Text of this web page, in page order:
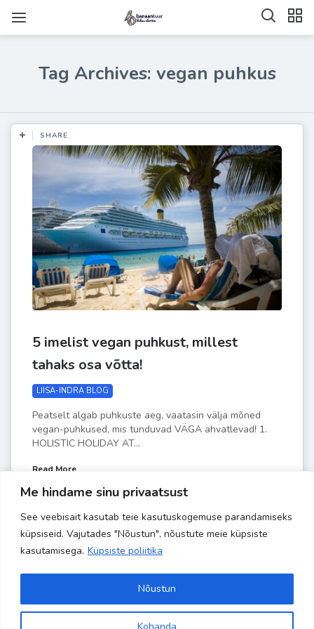
Me hindame sinu privaatsust
See veebisait kasutab teie kasutuskogemuse parandamiseks
küpsiseid. Vajutades "Nõustun", nõustute meie küpsiste
kasutamisega. Küpsiste poliitika
Kohanda
Nõustun
Tag Archives: vegan puhkus
SHARE
5 imelist vegan puhkust, millest
tahaks osa võtta!
LIISA-INDRA BLOG
Peatselt algab puhkuste aeg, vaatasin välja mõned
vegan-puhkused, mis tunduvad VÄGA ahvatlevad! 1.
HOLISTIC HOLIDAY AT...
Read More
MAI 22 byLiisa-Indra